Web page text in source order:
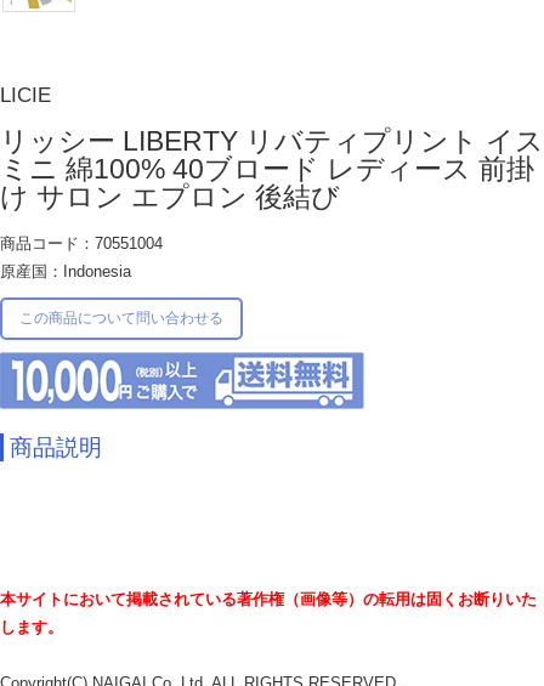
LICIE
リッシー LIBERTY リバティプリント イス
ミニ 綿100% 40ブロード レディース 前掛
け サロン エプロン 後結び
商品コード：70551004
原産国：Indonesia
この商品について問い合わせる
商品説明
本サイトにおいて掲載されている著作権（画像等）の転用は固くお断りいた
します。